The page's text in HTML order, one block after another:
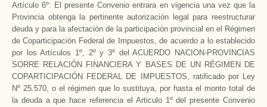
Artículo 6º: El presente Convenio entrara en vigencia una vez que la
Provincia obtenga la pertinente autorización legal para reestructurar
deuda y para la afectación de la participación provincial en el Régimen
de Coparticipación Federal de Impuestos, de acuerdo a lo establecido
por los Artículos 1º, 2º y 3º del ACUERDO NACION-PROVINCIAS
SORRE RELACIÓN FINANCIERA Y BASES DE UN RÉGIMEN DE
COPARTICIPACIÓN FEDERAL DE IMPUESTOS, ratificado por Ley
Nº 25.570, o el régimen que lo sustituya, por hasta el monto total de
la deuda a que hace referencia el Articulo 1º del presente Convenio